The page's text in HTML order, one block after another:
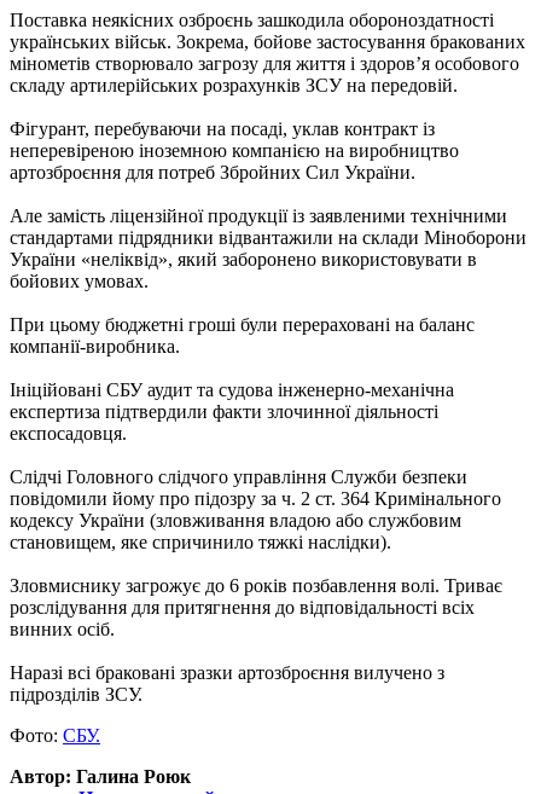
Поставка неякісних озброєнь зашкодила обороноздатності
українських військ. Зокрема, бойове застосування бракованих
мінометів створювало загрозу для життя і здоров’я особового
складу артилерійських розрахунків ЗСУ на передовій.
Фігурант, перебуваючи на посаді, уклав контракт із
неперевіреною іноземною компанією на виробництво
артозброєння для потреб Збройних Сил України.
Але замість ліцензійної продукції із заявленими технічними
стандартами підрядники відвантажили на склади Міноборони
України «неліквід», який заборонено використовувати в
бойових умовах.
При цьому бюджетні гроші були перераховані на баланс
компанії-виробника.
Ініційовані СБУ аудит та судова інженерно-механічна
експертиза підтвердили факти злочинної діяльності
експосадовця.
Слідчі Головного слідчого управління Служби безпеки
повідомили йому про підозру за ч. 2 ст. 364 Кримінального
кодексу України (зловживання владою або службовим
становищем, яке спричинило тяжкі наслідки).
Зловмиснику загрожує до 6 років позбавлення волі. Триває
розслідування для притягнення до відповідальності всіх
винних осіб.
Наразі всі браковані зразки артозброєння вилучено з
підрозділів ЗСУ.
Фото: СБУ.
Автор: Галина Роюк